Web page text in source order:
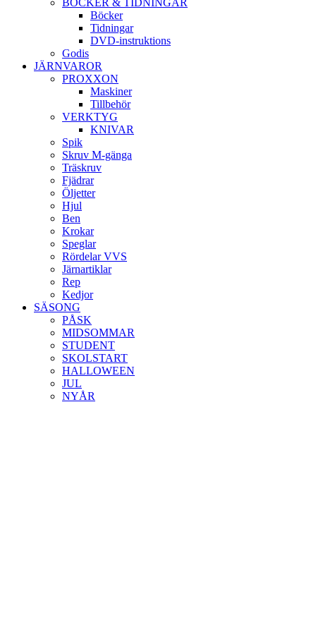
Böcker
Tidningar
DVD-instruktions
Godis
JÄRNVAROR
PROXXON
Maskiner
Tillbehör
VERKTYG
KNIVAR
Spik
Skruv M-gänga
Träskruv
Fjädrar
Öljetter
Hjul
Ben
Krokar
Speglar
Rördelar VVS
Järnartiklar
Rep
Kedjor
SÄSONG
PÅSK
MIDSOMMAR
STUDENT
SKOLSTART
HALLOWEEN
JUL
NYÅR